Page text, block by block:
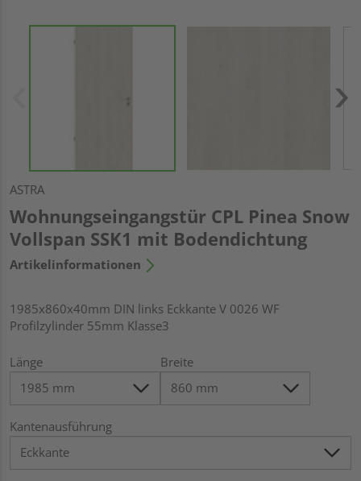
ASTRA
Wohnungseingangstür CPL Pinea Snow
Vollspan SSK1 mit Bodendichtung
Artikelinformationen
1985x860x40mm DIN links Eckkante V 0026 WF
Profilzylinder 55mm Klasse3
Länge Breite
Kantenausführung